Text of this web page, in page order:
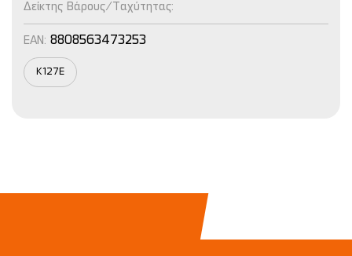
Δείκτης Βάρους/Ταχύτητας:
EAN: 8808563473253
K127E